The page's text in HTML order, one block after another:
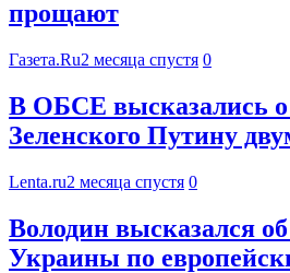
прощают
Газета.Ru2 месяца спустя 0
В ОБСЕ высказались
Зеленского Путину
Lenta.ru2 месяца спустя 0
Володин высказался
Украины по